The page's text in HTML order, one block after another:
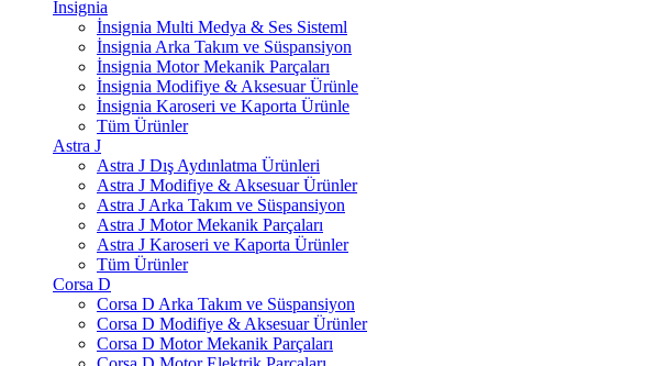
İnsignia
İnsignia Multi Medya & Ses Sisteml
İnsignia Arka Takım ve Süspansiyon
İnsignia Motor Mekanik Parçaları
İnsignia Modifiye & Aksesuar Ürünle
İnsignia Karoseri ve Kaporta Ürünle
Tüm Ürünler
Astra J
Astra J Dış Aydınlatma Ürünleri
Astra J Modifiye & Aksesuar Ürünler
Astra J Arka Takım ve Süspansiyon
Astra J Motor Mekanik Parçaları
Astra J Karoseri ve Kaporta Ürünler
Tüm Ürünler
Corsa D
Corsa D Arka Takım ve Süspansiyon
Corsa D Modifiye & Aksesuar Ürünler
Corsa D Motor Mekanik Parçaları